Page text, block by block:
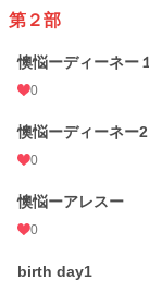
第２部
懊悩ーディーネー
0
懊悩ーディーネー2
0
懊悩ーアレスー
0
birth day1